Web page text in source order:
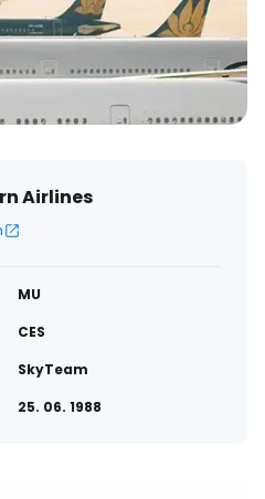
Airlines
MU
CES
SkyTeam
25. 06. 1988